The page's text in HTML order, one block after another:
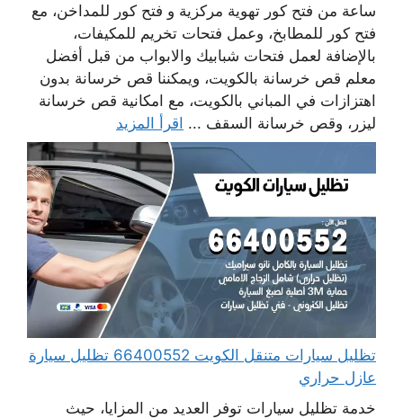
ساعة من فتح كور تهوية مركزية و فتح كور للمداخن، مع
فتح كور للمطابخ، وعمل فتحات تخريم للمكيفات،
بالإضافة لعمل فتحات شبابيك والابواب من قبل أفضل
معلم قص خرسانة بالكويت، ويمكننا قص خرسانة بدون
اهتزازات في المباني بالكويت، مع امكانية قص خرسانة
ليزر، وقص خرسانة السقف ... اقرأ المزيد
تظليل سيارات متنقل الكويت 66400552 تظليل سيارة
عازل حراري
خدمة تظليل سيارات توفر العديد من المزايا، حيث